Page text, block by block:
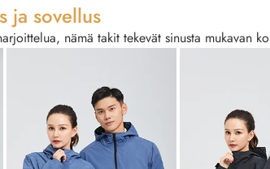
ja sovellus
nämä takit tekevät sinusta mukavan